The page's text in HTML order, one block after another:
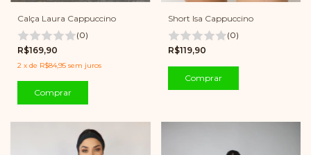
Calça Laura Cappuccino
(0)
R$169,90
2 x de R$84,95 sem juros
Comprar
Short Isa Cappuccino
(0)
R$119,90
Comprar